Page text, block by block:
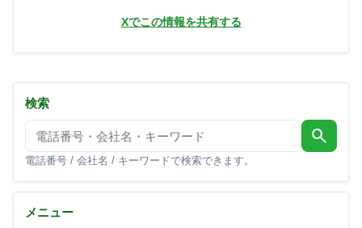
Xでこの情報を共有する
検索
search
電話番号 / 会社名 / キーワードで検索できます。
メニュー